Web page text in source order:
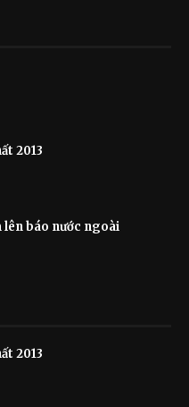
2013
lên báo nước ngoài
2013